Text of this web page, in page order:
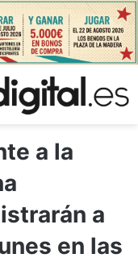
a la
a
en las